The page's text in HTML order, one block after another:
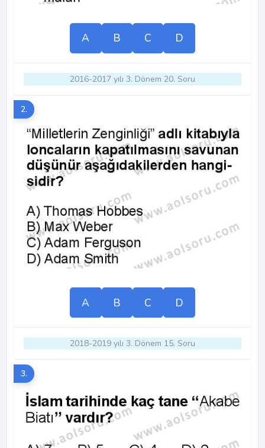
A B C D
2016-2017 yılı 3. Dönem 20. Soru
2.
A B C D
2018-2019 yılı 3. Dönem 15. Soru
3.